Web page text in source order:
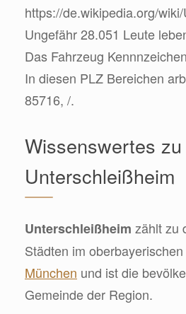
https://de.wikipedia.org/
Ungefähr 28.051 Leute
Das Fahrzeug
In diesen PLZ Bereichen
85716, /.
Wissenswertes zu
Unterschleißheim
Unterschleißheim zählt zu
Städten im
München und ist die
Gemeinde der Region.